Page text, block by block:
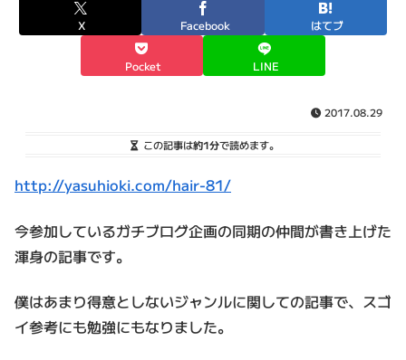
X Facebook はてブ
Pocket LINE
2017.08.29
この記事は約1分で読めます。
​http://yasuhioki.com/hair-81/
今参加しているガチブログ企画の同期の仲間が書き上げた
渾身の記事です。
僕はあまり得意としないジャンルに関しての記事で、スゴ
イ参考にも勉強にもなりました。